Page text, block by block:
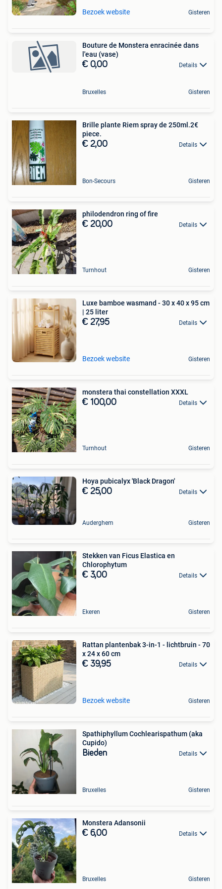
Bezoek website Gisteren
Bouture de Monstera enracinée dans
l'eau (vase)
€ 0,00 Details
Bruxelles Gisteren
Brille plante Riem spray de 250ml.2€
piece.
€ 2,00 Details
Bon-Secours Gisteren
philodendron ring of fire
€ 20,00 Details
Turnhout Gisteren
Luxe bamboe wasmand - 30 x 40 x 95 cm
| 25 liter
€ 27,95 Details
Bezoek website Gisteren
monstera thai constellation XXXL
€ 100,00 Details
Turnhout Gisteren
Hoya pubicalyx 'Black Dragon'
€ 25,00 Details
Auderghem Gisteren
Stekken van Ficus Elastica en
Chlorophytum
€ 3,00 Details
Ekeren Gisteren
Rattan plantenbak 3-in-1 - lichtbruin - 70
x 24 x 60 cm
€ 39,95 Details
Bezoek website Gisteren
Spathiphyllum Cochlearispathum (aka
Cupido)
Bieden Details
Bruxelles Gisteren
Monstera Adansonii
€ 6,00 Details
Bruxelles Gisteren